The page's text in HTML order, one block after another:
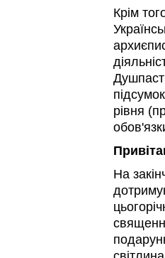
Крім
рівня
На